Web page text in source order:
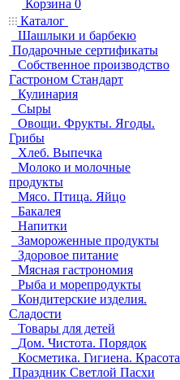
Корзина 0
Каталог
Шашлыки и барбекю
Подарочные сертификаты
Собственное производство
Гастроном Стандарт
Кулинария
Сыры
Овощи. Фрукты. Ягоды.
Грибы
Хлеб. Выпечка
Молоко и молочные
продукты
Мясо. Птица. Яйцо
Бакалея
Напитки
Замороженные продукты
Здоровое питание
Мясная гастрономия
Рыба и морепродукты
Кондитерские изделия.
Сладости
Товары для детей
Дом. Чистота. Порядок
Косметика. Гигиена. Красота
Праздник Светлой Пасхи